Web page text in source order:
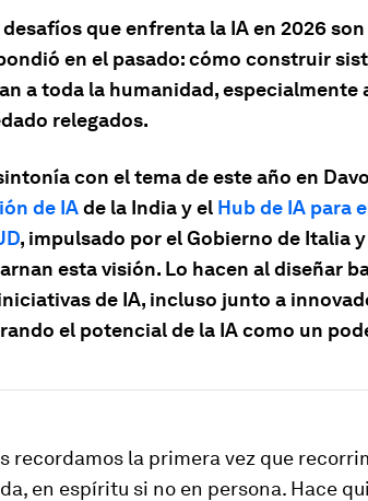
desafíos que enfrenta la IA en 2026
en el pasado: cómo construir
a toda la humanidad,
relegados.
con el tema de este año en
de IAde la India y el Hub de IA para
, impulsado por el Gobierno de Italia
esta visión. Lo hacen al diseñar
de IA, incluso junto a
el potencial de la IA como un
recordamos la primera vez que
en espíritu si no en persona. Hace